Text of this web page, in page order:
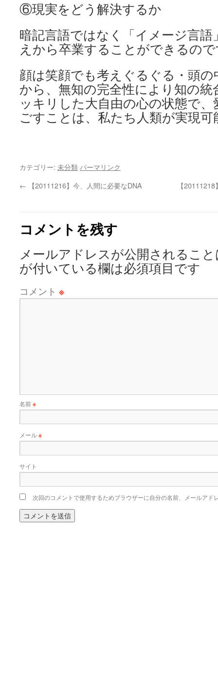
⑥現実をどう解決するか
暗記言語ではなく「イメージ言
えから卒業することができるの
顔は笑顔でも考えぐるぐる・頭
から、無知の完全性により知の
ッキリした大自由の心の状態で
ごすことは、私たち人類が実現
カテゴリー: 未分類 パーマリンク
← 【20111216】今、人間に必要なDNA 【
コメントを残す
メールアドレスが公開されるこ
が付いている欄は必須項目です
コメント ※
名前※
メール※
サイト
次回のコメントで使用するためブラウザーに自分の名前、メールアド